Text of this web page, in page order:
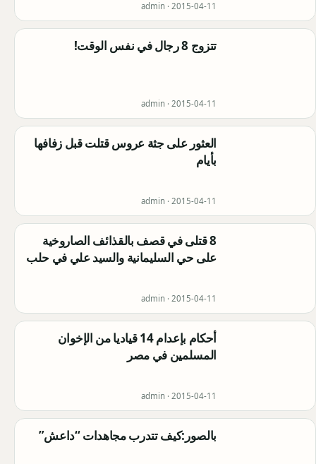
admin · 2015-04-11
تتزوج 8 رجال في نفس الوقت!
admin · 2015-04-11
العثور على جثة عروس قتلت قبل زفافها
بأيام
admin · 2015-04-11
8 قتلى في قصف بالقذائف الصاروخية
على حي السليمانية والسيد علي في حلب
admin · 2015-04-11
أحكام بإعدام 14 قياديا من الإخوان
المسلمين في مصر
admin · 2015-04-11
بالصور:كيف تتدرب مجاهدات “داعش”